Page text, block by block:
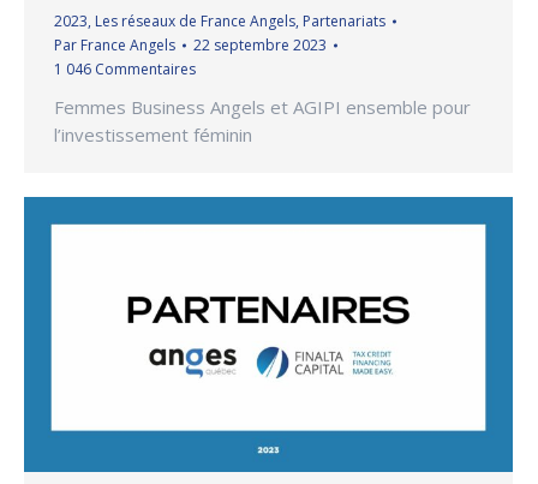
2023, Les réseaux de France Angels, Partenariats
Par France Angels
22 septembre 2023
1 046 Commentaires
Femmes Business Angels et AGIPI ensemble pour
l’investissement féminin